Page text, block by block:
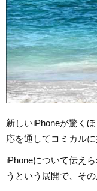
新しいiPhoneが驚く
応を通してコミカルに
iPhoneについて伝え
うという展開で、そ